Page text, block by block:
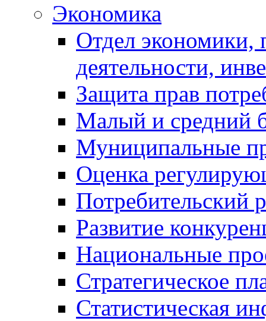
Экономика
Отдел экономики,
деятельности,
Защита прав
Малый и средний
Муниципальные
Оценка
Потребительский
Развитие
Национальные
Стратегическое
Статистическая